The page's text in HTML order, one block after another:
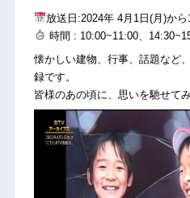
放送日:2024年 4月1日(月)から
時間 : 10:00~11:00、
懐かしい建物、行事、話題など
録です。
皆様のあの頃に、思いを馳せて